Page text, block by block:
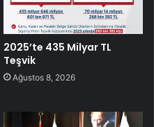
2025’te 435 Milyar TL
Teşvik
Ağustos 8, 2026